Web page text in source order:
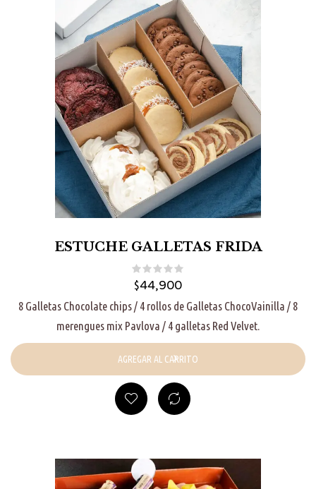
ESTUCHE GALLETAS FRIDA
$44,900
8 Galletas Chocolate chips / 4 rollos de Galletas ChocoVainilla / 8
merengues mix Pavlova / 4 galletas Red Velvet.
AGREGAR AL CARRITO